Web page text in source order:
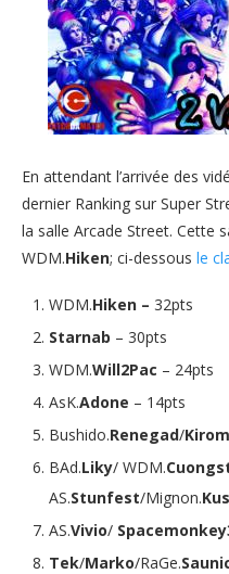
En attendant l’arrivée des
dernier Ranking sur Super
la salle Arcade Street. Cette
WDM.Hiken; ci-dessous le
WDM.Hiken – 32pts
Starnab – 30pts
WDM.Will2Pac – 24pts
AsK.Adone – 14pts
Bushido.Renegad/
BAd.Liky/ WDM.
AS.Stunfest/Mignon.
AS.Vivio/
Tek/Marko/RaGe.